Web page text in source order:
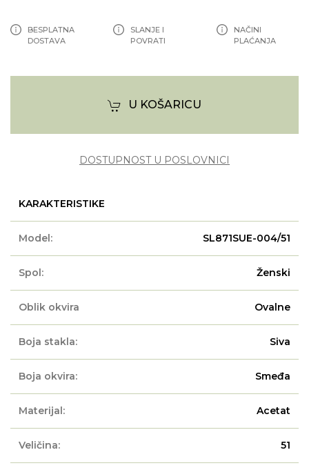
BESPLATNA
DOSTAVA
SLANJE I
POVRATI
NAČINI
PLAĆANJA
U KOŠARICU
DOSTUPNOST U POSLOVNICI
KARAKTERISTIKE
Model: SL871SUE-004/51
Spol: Ženski
Oblik okvira Ovalne
Boja stakla: Siva
Boja okvira: Smeđa
Materijal: Acetat
Veličina: 51